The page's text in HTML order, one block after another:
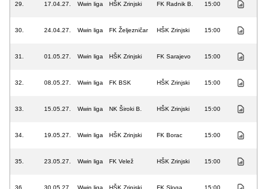
29. 17.04.27. Wwin liga HŠK Zrinjski FK Radnik B. 15:00
30. 24.04.27. Wwin liga FK Željezničar HŠK Zrinjski 15:00
31. 01.05.27. Wwin liga HŠK Zrinjski FK Sarajevo 15:00
32. 08.05.27. Wwin liga FK BSK HŠK Zrinjski 15:00
33. 15.05.27. Wwin liga NK Široki B. HŠK Zrinjski 15:00
34. 19.05.27. Wwin liga HŠK Zrinjski FK Borac 15:00
35. 23.05.27. Wwin liga FK Velež HŠK Zrinjski 15:00
36. 30.05.27. Wwin liga HŠK Zrinjski FK Sloga 15:00